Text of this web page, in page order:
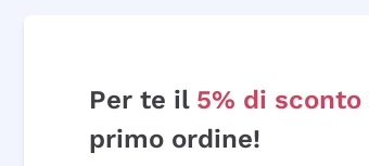
Per te il 5% di sconto
primo ordine!